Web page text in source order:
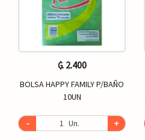
₲. 2.400
BOLSA HAPPY FAMILY P/BAÑO
10UN
- Un. +